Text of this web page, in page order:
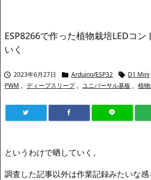
ESP8266で作った植物栽培LEDコン
いく
 2023年6月27日  Arduino/ESP32  D1 Mini
PWM , ディープスリープ , ユニバーサル基板 , 植
というわけで晒していく。
調査した記事以外は作業記録みたいな